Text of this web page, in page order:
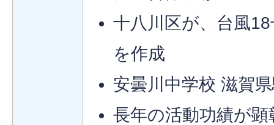
十八川区が、台風
を作成
安曇川中学校 滋賀
長年の活動功績が